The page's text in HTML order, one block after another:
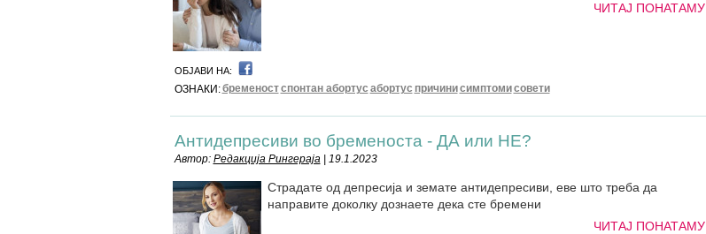
ЧИТАЈ ПОНАТАМУ
ОБЈАВИ НА:
ОЗНАКИ:бременостспонтан абортус абортус причинисимптомисовети
Антидепресиви во бременоста - ДА или НЕ?
Автор: Редакција Рингераја| 19.1.2023
Страдате од депресија и земате антидепресиви, еве што треба да
направите доколку дознаете дека сте бремени
ЧИТАЈ ПОНАТАМУ